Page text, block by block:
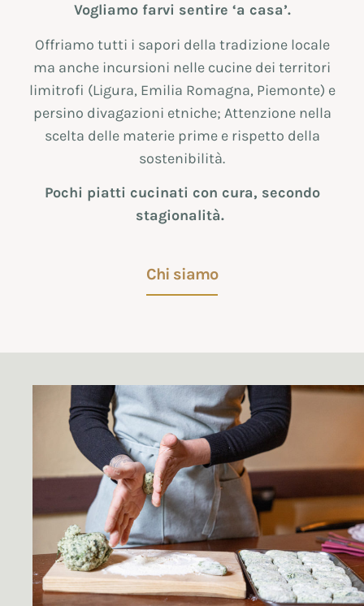
Vogliamo farvi sentire ‘a casa’.
Offriamo tutti i sapori della tradizione locale
ma anche incursioni nelle cucine dei territori
limitrofi (Ligura, Emilia Romagna, Piemonte) e
persino divagazioni etniche; Attenzione nella
scelta delle materie prime e rispetto della
sostenibilità.
Pochi piatti cucinati con cura, secondo
stagionalità.
Chi siamo